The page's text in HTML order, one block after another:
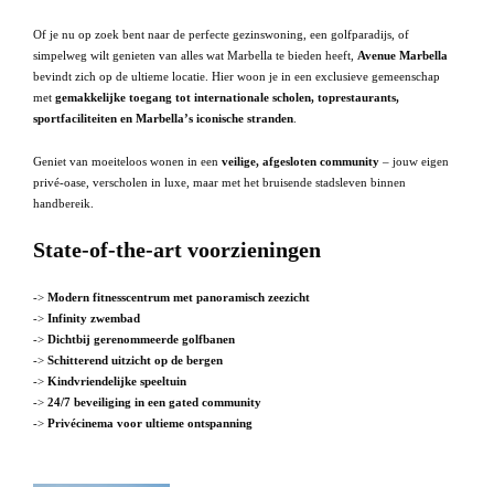
Of je nu op zoek bent naar de perfecte gezinswoning, een golfparadijs, of
simpelweg wilt genieten van alles wat Marbella te bieden heeft, Avenue Marbella
bevindt zich op de ultieme locatie. Hier woon je in een exclusieve gemeenschap
met gemakkelijke toegang tot internationale scholen, toprestaurants,
sportfaciliteiten en Marbella’s iconische stranden
Geniet van moeiteloos wonen in een veilige, afgesloten community – jouw eigen
privé-oase, verscholen in luxe, maar met het bruisende stadsleven binnen
handbereik.
State-of-the-art voorzieningen
-> Modern fitnesscentrum met panoramisch zeezicht
-> Infinity zwembad
-> Dichtbij gerenommeerde golfbanen
-> Schitterend uitzicht op de bergen
-> Kindvriendelijke speeltuin
-> 24/7 beveiliging in een gated community
-> Privécinema voor ultieme ontspanning